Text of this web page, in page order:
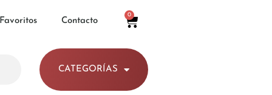
Contacto
0
CATEGORÍAS